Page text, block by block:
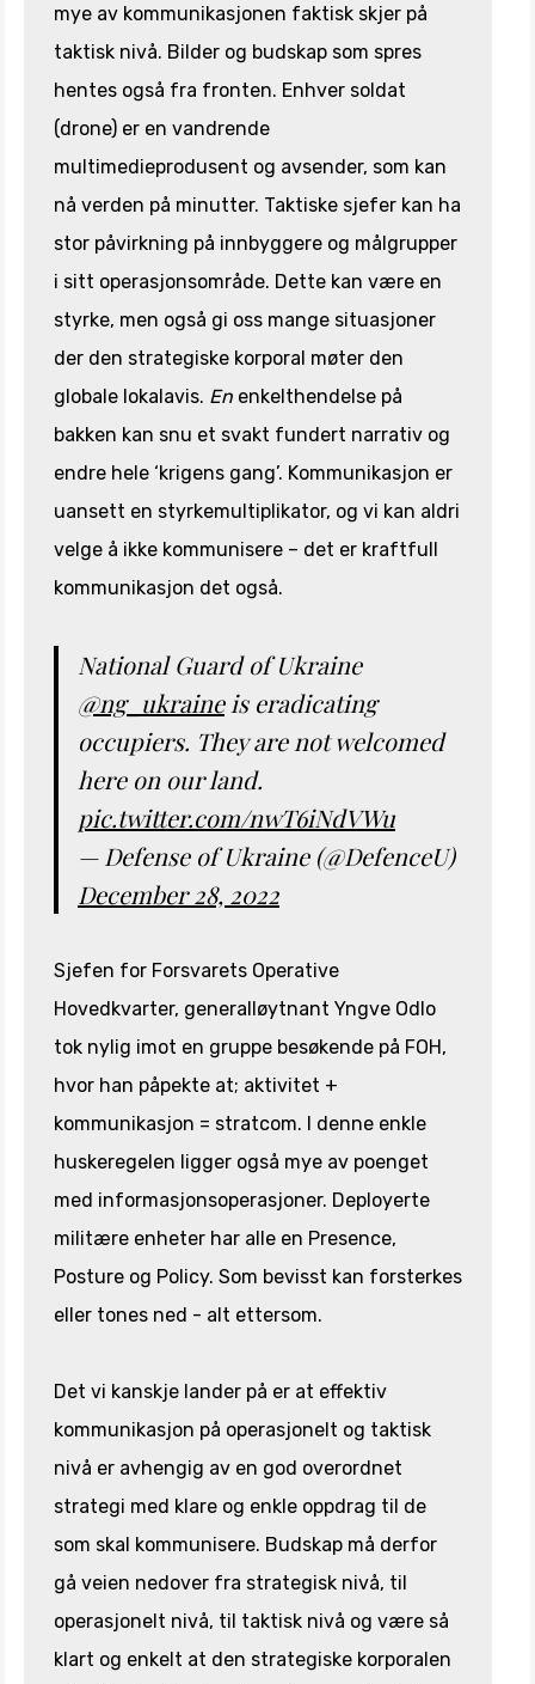
mye av kommunikasjonen faktisk skjer på
taktisk nivå. Bilder og budskap som spres
hentes også fra fronten. Enhver soldat
(drone) er en vandrende
multimedieprodusent og avsender, som kan
nå verden på minutter. Taktiske sjefer kan ha
stor påvirkning på innbyggere og målgrupper
i sitt operasjonsområde. Dette kan være en
styrke, men også gi oss mange situasjoner
der den strategiske korporal møter den
globale lokalavis. En enkelthendelse på
bakken kan snu et svakt fundert narrativ og
endre hele ‘krigens gang’. Kommunikasjon er
uansett en styrkemultiplikator, og vi kan aldri
velge å ikke kommunisere – det er kraftfull
kommunikasjon det også.
National Guard of Ukraine
@ng_ukraineis eradicating
occupiers. They are not welcomed
here on our land.
pic.twitter.com/nwT6iNdVWu
— Defense of Ukraine (@DefenceU)
December 28, 2022
Sjefen for Forsvarets Operative
Hovedkvarter, generalløytnant Yngve Odlo
tok nylig imot en gruppe besøkende på FOH,
hvor han påpekte at; aktivitet +
kommunikasjon = stratcom. I denne enkle
huskeregelen ligger også mye av poenget
med informasjonsoperasjoner. Deployerte
militære enheter har alle en Presence,
Posture og Policy. Som bevisst kan forsterkes
eller tones ned - alt ettersom.
Det vi kanskje lander på er at effektiv
kommunikasjon på operasjonelt og taktisk
nivå er avhengig av en god overordnet
strategi med klare og enkle oppdrag til de
som skal kommunisere. Budskap må derfor
gå veien nedover fra strategisk nivå, til
operasjonelt nivå, til taktisk nivå og være så
klart og enkelt at den strategiske korporalen